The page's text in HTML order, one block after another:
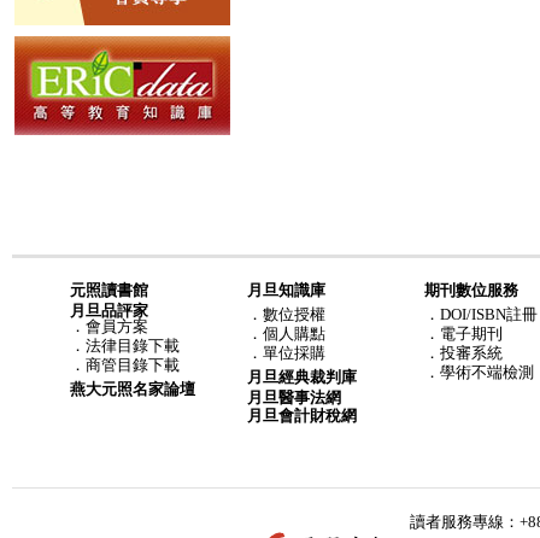
元照讀書館
月旦品評家
． 會員方案
． 法律目錄下載
． 商管目錄下載
燕大元照名家論壇
月旦知識庫
． 數位授權
． 個人購點
． 單位採購
月旦經典裁判庫
月旦醫事法網
月旦會計財稅網
期刊數位服務
．DOI/ISBN註冊
．電子期刊
．投審系統
．學術不端檢測
讀者服務專線：